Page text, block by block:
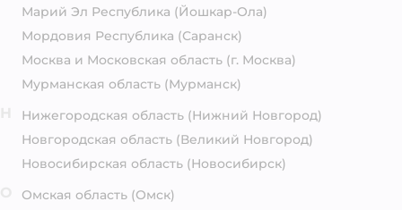
Марий Эл Республика (Йошкар-Ола)
Мордовия Республика (Саранск)
Москва и Московская область (г. Москва)
Мурманская область (Мурманск)
Нижегородская область (Нижний Новгород)
Новгородская область (Великий Новгород)
Новосибирская область (Новосибирск)
Омская область (Омск)